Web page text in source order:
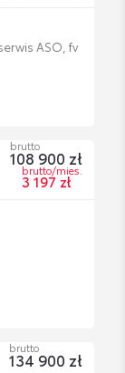
ASO, fv
brutto
108 900 zł
brutto/mies.
3 197 zł
brutto
134 900 zł